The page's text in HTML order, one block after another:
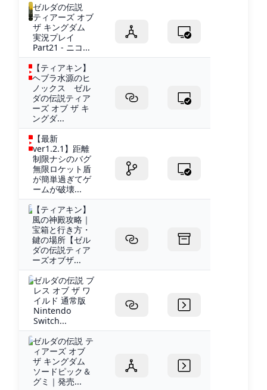
ゼルダの伝説
ティアーズ オブ
ザ キングダム
実況プレイ
Part21 - ニコ...
【ティアキン】
ヘブラ水源のヒ
ノックス ゼル
ダの伝説ティア
ーズ オブ ザ キ
ングダ...
【最新
ver1.2.1】距離
制限ナシのバグ
無限ロケット盾
が簡単過ぎてゲ
ームが破壊...
【ティアキン】
風の神殿攻略｜
宝箱と行き方・
鍵の場所【ゼル
ダの伝説ティア
ーズオブザ...
ゼルダの伝説 ブ
レス オブ ザ ワ
イルド 通常版
Nintendo
Switch...
ゼルダの伝説 テ
ィアーズ オブ
ザ キングダム
ソードピック＆
グミ｜発売...